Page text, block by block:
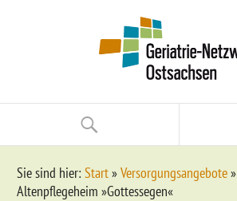
Sie sind hier: Start»Versorgungsangebote»
Altenpflegeheim »Gottessegen«